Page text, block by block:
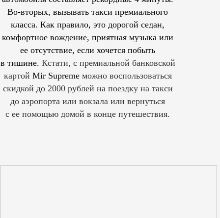
Во-вторых, вызывать такси премиального
класса. Как правило, это дорогой седан,
комфортное вождение, приятная музыка или
ее отсутствие, если хочется побыть
в тишине. Кстати, с премиальной банковской
картой Mir Supreme можно воспользоваться
скидкой до 2000 рублей на поездку на такси
до аэропорта или вокзала или вернуться
с ее помощью домой в конце путешествия.